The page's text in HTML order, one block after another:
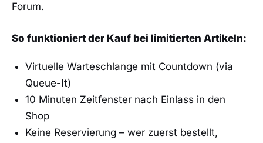
Forum.
So funktioniert der Kauf bei limitierten Artikeln:
Virtuelle Warteschlange mit Countdown (via
Queue-It)
10 Minuten Zeitfenster nach Einlass in den
Shop
Keine Reservierung – wer zuerst bestellt,